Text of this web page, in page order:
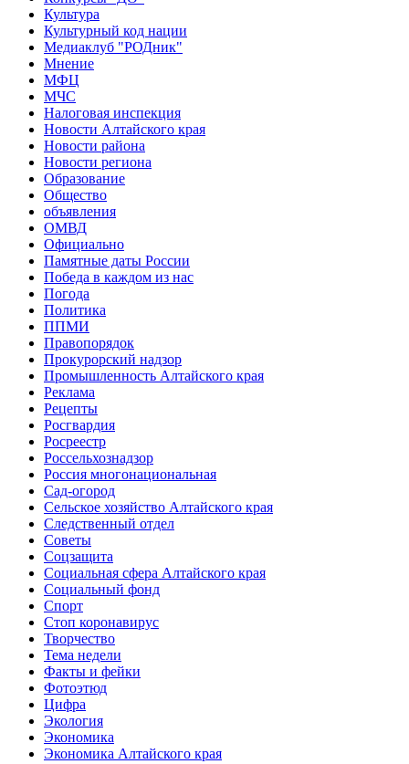
Культура
Культурный код нации
Медиаклуб "РОДник"
Мнение
МФЦ
МЧС
Налоговая инспекция
Новости Алтайского края
Новости района
Новости региона
Образование
Общество
объявления
ОМВД
Официально
Памятные даты России
Победа в каждом из нас
Погода
Политика
ППМИ
Правопорядок
Прокурорский надзор
Промышленность Алтайского края
Реклама
Рецепты
Росгвардия
Росреестр
Россельхознадзор
Россия многонациональная
Сад-огород
Сельское хозяйство Алтайского края
Следственный отдел
Советы
Соцзащита
Социальная сфера Алтайского края
Социальный фонд
Спорт
Стоп коронавирус
Творчество
Тема недели
Факты и фейки
Фотоэтюд
Цифра
Экология
Экономика
Экономика Алтайского края